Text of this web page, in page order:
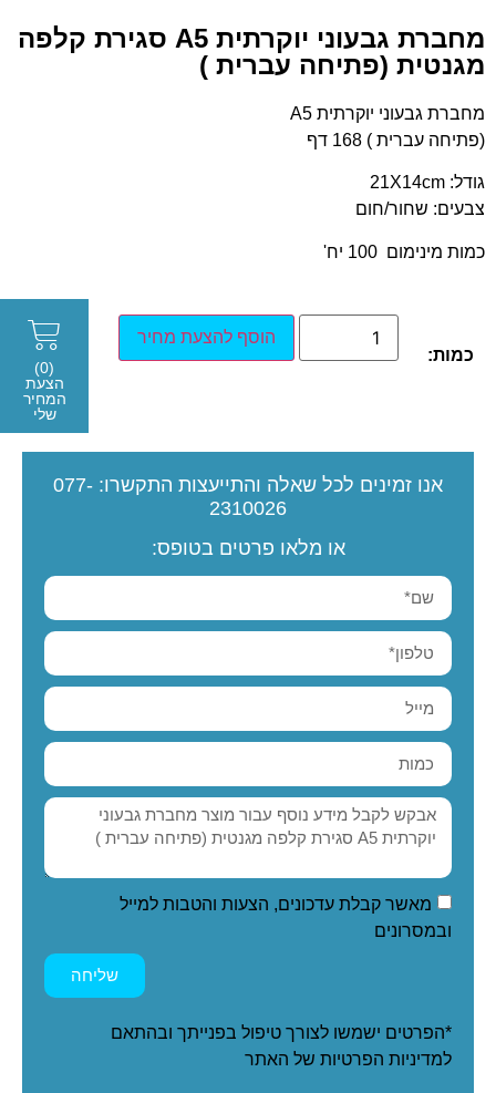
מחברת גבעוני יוקרתית A5 סגירת קלפה
מגנטית (פתיחה עברית )
מחברת גבעוני יוקרתית A5
(פתיחה עברית ) 168 דף
גודל: 21X14cm
צבעים: שחור/חום
כמות מינימום 100 יח'
כמות:
הוסף להצעת מחיר
אנו זמינים לכל שאלה והתייעצות התקשרו: 077-
2310026
או מלאו פרטים בטופס:
מאשר קבלת עדכונים, הצעות והטבות למייל
ובמסרונים
שליחה
*הפרטים ישמשו לצורך טיפול בפנייתך ובהתאם
למדיניות הפרטיות של האתר
(0)
הצעת
המחיר
שלי